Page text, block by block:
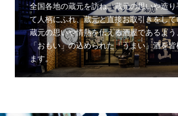
全国各地の蔵元を訪ね、蔵元の思いや造り
て人柄にふれ、蔵元と直接お取引きをし
蔵元の思いや情熱を伝える酒屋であるよ
「おもい」の込められた「うまい」酒を
ます。